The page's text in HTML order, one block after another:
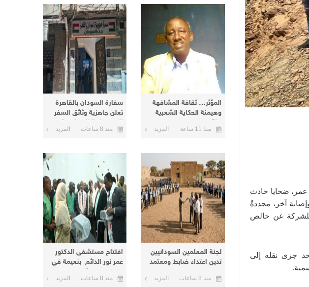
عمر، ضحايا حادث
بمحلية وادي حلفا، والذي أسفر عن وفاة (١٥) معدنًا وإصابة آخر، مجددةً
للشركة عن خالص
أُصيب شخص واحد جرى نقله إلى
المؤثر… ثقافة المشافهة
وهيمنة الحكاية الشعبية
والأسطورة
منذ 11 ساعة المزيد
سفارة السودان بالقاهرة
تعلن جاهزية وثائق السفر
الاضطرارية للتسليم اليوم
منذ 8 ساعات المزيد
لجنة المعلمين السودانيين
تدين اعتداء ضابط ومعتمد
سابق على معلم بمدرسة
في كرري
منذ 8 ساعات المزيد
افتتاح مستشفى الدكتور
عمر نور الدائم بنعيمة في
ولاية النيل الأبيض
منذ 8 ساعات المزيد